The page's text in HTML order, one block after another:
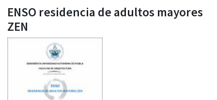
ENSO residencia de adultos mayores
ZEN